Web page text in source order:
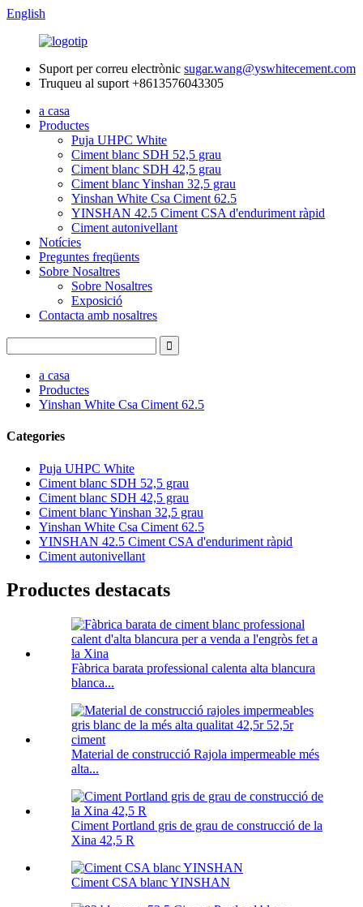
English
Suport per correu electrònic sugar.wang@yswhitecement.com
Truqueu al suport +8613576043305
a casa
Productes
Puja UHPC White
Ciment blanc SDH 52,5 grau
Ciment blanc SDH 42,5 grau
Ciment blanc Yinshan 32,5 grau
Yinshan White Csa Ciment 62.5
YINSHAN 42.5 Ciment CSA d'enduriment ràpid
Ciment autonivellant
Notícies
Preguntes freqüents
Sobre Nosaltres
Sobre Nosaltres
Exposició
Contacta amb nosaltres
a casa
Productes
Yinshan White Csa Ciment 62.5
Categories
Puja UHPC White
Ciment blanc SDH 52,5 grau
Ciment blanc SDH 42,5 grau
Ciment blanc Yinshan 32,5 grau
Yinshan White Csa Ciment 62.5
YINSHAN 42.5 Ciment CSA d'enduriment ràpid
Ciment autonivellant
Productes destacats
Fàbrica barata professional calenta alta blancura
blanca...
Material de construcció Rajola impermeable més
alta...
Ciment Portland gris de grau de construcció de la
Xina 42,5 R
Ciment CSA blanc YINSHAN